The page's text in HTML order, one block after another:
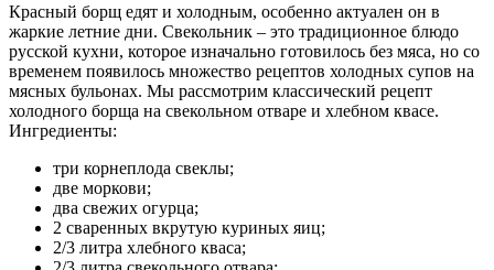
Красный борщ едят и холодным, особенно актуален он в
жаркие летние дни. Свекольник – это традиционное блюдо
русской кухни, которое изначально готовилось без мяса, но со
временем появилось множество рецептов холодных супов на
мясных бульонах. Мы рассмотрим классический рецепт
холодного борща на свекольном отваре и хлебном квасе.
Ингредиенты:
три корнеплода свеклы;
две моркови;
два свежих огурца;
2 сваренных вкрутую куриных яиц;
2/3 литра хлебного кваса;